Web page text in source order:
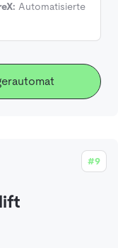
Automatisierte
#9